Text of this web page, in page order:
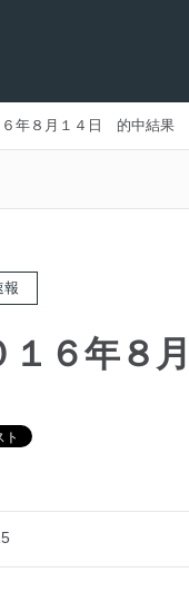
６年８月１４日 的中結果
報
１６年８